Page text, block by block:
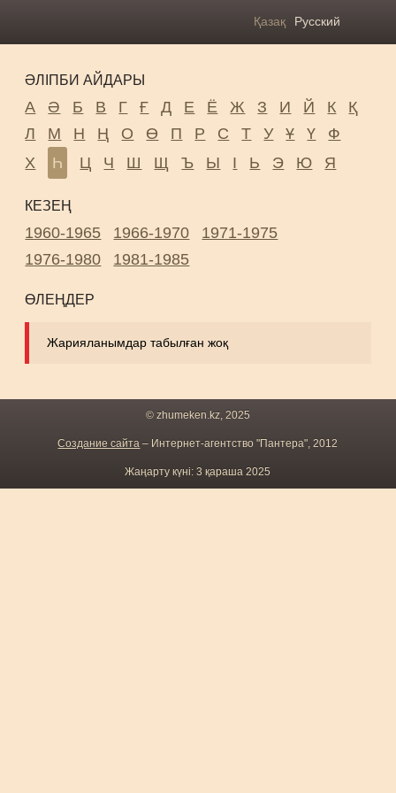
Қазақ Русский
ӘЛІПБИ АЙДАРЫ
А Ә Б В Г Ғ Д Е Ё Ж З И Й К
Қ
Л
М Н Ң О Ө П Р С Т У Ұ Ү
Ф
Х
Һ Ц Ч Ш Щ Ъ Ы І Ь Э Ю Я
КЕЗЕҢ
1960-1965 1966-1970
1971-1975
1976-1980
1981-1985
ӨЛЕҢДЕР
Жарияланымдар табылған жоқ
© zhumeken.kz, 2025
Создание сайта – Интернет-агентство "Пантера", 2012
Жаңарту күні: 3 қараша 2025